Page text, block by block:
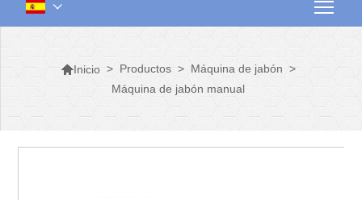

Inicio > Productos > Máquina de jabón >
Máquina de jabón manual